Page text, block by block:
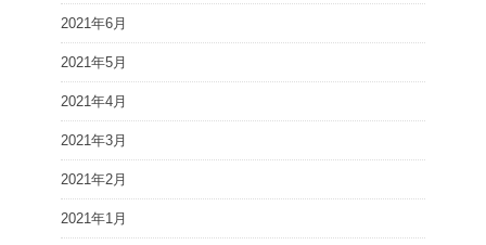
2021年6月
2021年5月
2021年4月
2021年3月
2021年2月
2021年1月